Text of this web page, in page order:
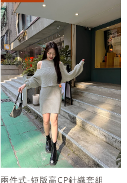
兩件式-短版高CP針織套組